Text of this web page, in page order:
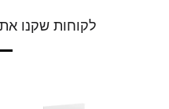
לקוחות שקנו